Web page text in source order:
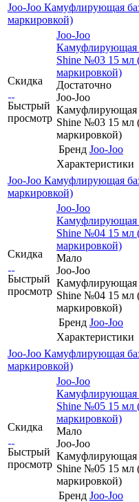
Joo-Joo Камуфлирующая
маркировкой)
Скидка
Быстрый
просмотр
Joo-Joo
Камуфлирующая
Shine №03 15 мл
маркировкой)
Достаточно
Joo-Joo
Камуфлирующая
Shine №03 15 мл
маркировкой)
Бренд Joo-Joo
Характеристики
Joo-Joo Камуфлирующая
маркировкой)
Скидка
Быстрый
просмотр
Joo-Joo
Камуфлирующая
Shine №04 15 мл
маркировкой)
Мало
Joo-Joo
Камуфлирующая
Shine №04 15 мл
маркировкой)
Бренд Joo-Joo
Характеристики
Joo-Joo Камуфлирующая
маркировкой)
Скидка
Быстрый
просмотр
Joo-Joo
Камуфлирующая
Shine №05 15 мл
маркировкой)
Мало
Joo-Joo
Камуфлирующая
Shine №05 15 мл
маркировкой)
Бренд Joo-Joo